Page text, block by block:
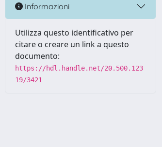
Informazioni
Utilizza questo identificativo per
citare o creare un link a questo
documento:
https://hdl.handle.net/20.500.123
19/3421